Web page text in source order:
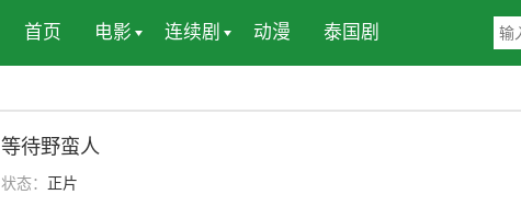
首页 电影 连续剧 动漫 泰国剧
等待野蛮人
状态： 正片